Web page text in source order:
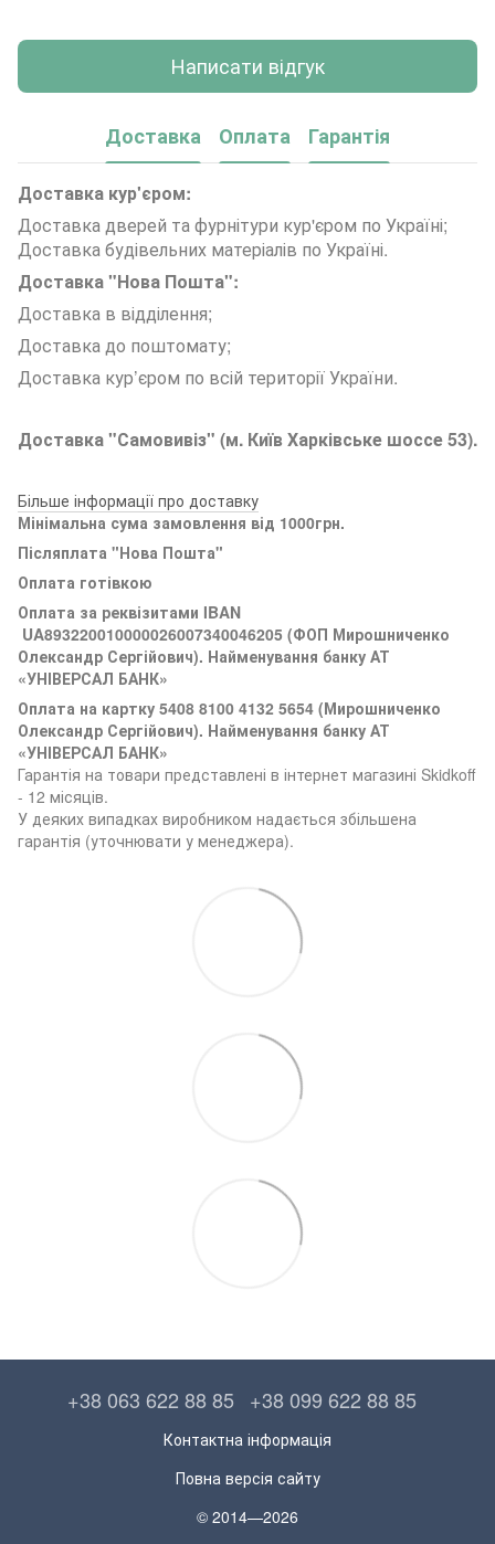
Написати відгук
Доставка Оплата Гарантія
Доставка кур'єром:
Доставка дверей та фурнітури кур'єром по Україні;
Доставка будівельних матеріалів по Україні.
Доставка "Нова Пошта":
Доставка в відділення;
Доставка до поштомату;
Доставка кур’єром по всій території України.
Доставка "Самовивіз" (м. Київ Харківське шоссе 53).
Більше інформації про доставку
Мінімальна сума замовлення від 1000грн.
Післяплата "Нова Пошта"
Оплата готівкою
Оплата за реквізитами IBAN
UA893220010000026007340046205 (ФОП Мирошниченко
Олександр Сергійович). Найменування банку АТ
«УНІВЕРСАЛ БАНК»
Оплата на картку 5408 8100 4132 5654 (Мирошниченко
Олександр Сергійович). Найменування банку АТ
«УНІВЕРСАЛ БАНК»
Гарантія на товари представлені в інтернет магазині Skidkoff
- 12 місяців.
У деяких випадках виробником надається збільшена
гарантія (уточнювати у менеджера).
+38 063 622 88 85 +38 099 622 88 85
Контактна інформація
Повна версія сайту
© 2014—2026